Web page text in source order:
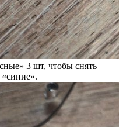
3 шт, чтобы снять